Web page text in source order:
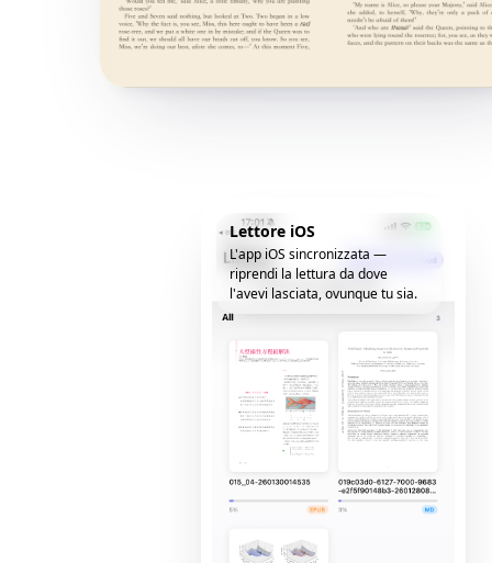
Lettore iOS
L'app iOS sincronizzata —
riprendi la lettura da dove
l'avevi lasciata, ovunque tu sia.